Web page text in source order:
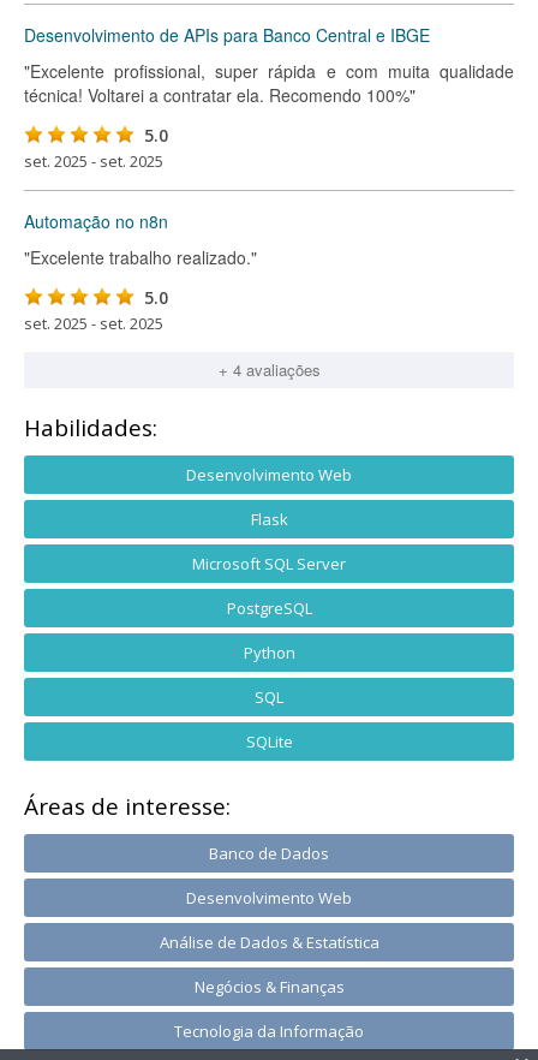
Desenvolvimento de APIs para Banco Central e IBGE
"Excelente profissional, super rápida e com muita qualidade
técnica! Voltarei a contratar ela. Recomendo 100%"
5.0
set. 2025 - set. 2025
Automação no n8n
"Excelente trabalho realizado."
5.0
set. 2025 - set. 2025
+ 4 avaliações
Habilidades:
Desenvolvimento Web
Flask
Microsoft SQL Server
PostgreSQL
Python
SQL
SQLite
Áreas de interesse:
Banco de Dados
Desenvolvimento Web
Análise de Dados & Estatística
Negócios & Finanças
Tecnologia da Informação